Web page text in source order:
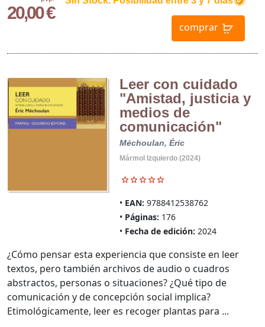
20,00 €
comprar
Leer con cuidado
"Amistad, justicia y
medios de
comunicación"
Méchoulan, Éric
Mármol Izquierdo (2024)
EAN: 9788412538762
Páginas: 176
Fecha de edición: 2024
¿Cómo pensar esta experiencia que consiste en leer
textos, pero también archivos de audio o cuadros
abstractos, personas o situaciones? ¿Qué tipo de
comunicación y de concepción social implica?
Etimológicamente, leer es recoger plantas para ...